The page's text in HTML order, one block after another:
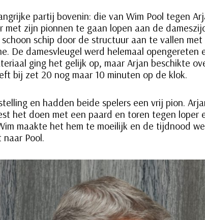
partij bovenin: die van Wim Pool tegen
met zijn pionnen te gaan lopen aan de
schip door de structuur aan te vallen
De damesvleugel werd helemaal opengereten
ging het gelijk op, maar Arjan beschikte
bij zet 20 nog maar 10 minuten op de klok.
en hadden beide spelers een vrij pion.
het doen met een paard en toren tegen loper
maakte het hem te moeilijk en de tijdnood
Pool.